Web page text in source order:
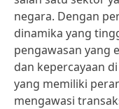
negara. Dengan
dinamika yang
pengawasan yang
dan kepercayaan
yang memiliki
mengawasi